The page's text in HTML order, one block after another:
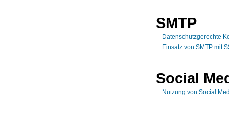
SMTP
Datenschutzgerechte
Einsatz von SMTP mit
Social
Nutzung von Social